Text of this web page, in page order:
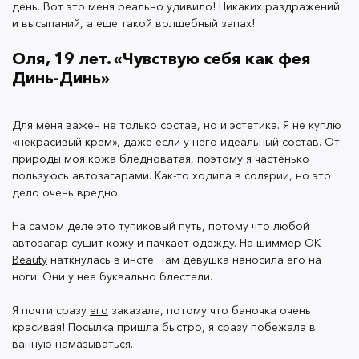
себя! Втирала шиммермассажными движениями и
радовалась, как ребенок. Кожа становилась такой
мягкой, а блестки только усиливали мой восторг.
После этого пошла в комнату и посмотрелась в
зеркало. Моя кожа так сияла, светилась золотом и
перламутром. В голове сразу возник кадр из
Динь баловалась с блестками.
день. Вот это меня реально удивило! Никаких раздражений
и высыпаний, а еще такой волшебный запах!
Оля, 19 лет. «Чувствую себя как фея
Динь-Динь»
Для меня важен не только состав, но и эстетика. Я не куплю
«некрасивый крем», даже если у него идеальный состав. От
природы моя кожа бледноватая, поэтому я частенько
пользуюсь автозагарами. Как-то ходила в солярии, но это
дело очень вредно.
На самом деле это тупиковый путь, потому что любой
автозагар сушит кожу и пачкает одежду. На шиммер OK
Beauty наткнулась в инсте. Там девушка наносила его на
ноги. Они у нее буквально блестели.
Я почти сразу его заказала, потому что баночка очень
красивая! Посылка пришла быстро, я сразу побежала в
ванную намазываться.